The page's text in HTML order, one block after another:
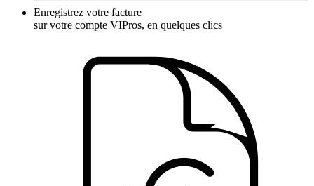
Enregistrez votre facture
sur votre compte VIPros, en quelques clics